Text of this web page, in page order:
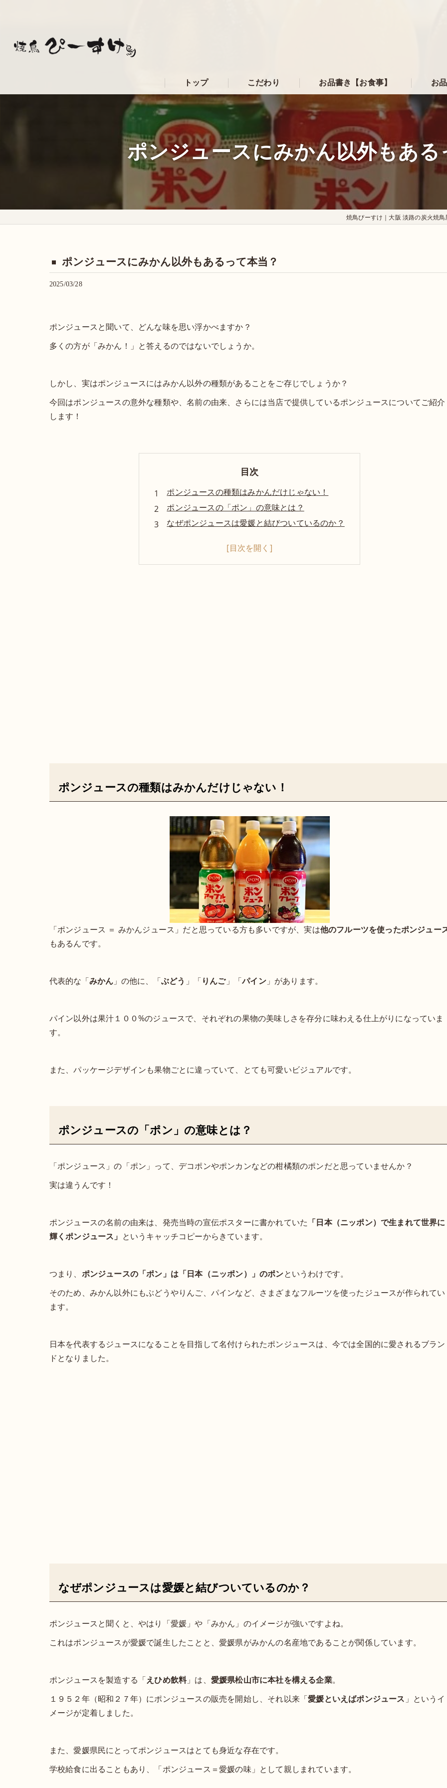
トップ こだわり お品書き【お食事】 お
ポンジュースにみかん以外もある
焼鳥ぴーすけ｜大阪 淡路の炭火焼鳥
ポンジュースにみかん以外もあるって本当？
2025/03/28
ポンジュースと聞いて、どんな味を思い浮かべますか？
多くの方が「みかん！」と答えるのではないでしょうか。
しかし、実はポンジュースにはみかん以外の種類があることをご存じでしょうか？
今回はポンジュースの意外な種類や、名前の由来、さらには当店で提供しているポンジュースについてご紹介
します！
目次
ポンジュースの種類はみかんだけじゃない！
ポンジュースの「ポン」の意味とは？
なぜポンジュースは愛媛と結びついているのか？
当店でもポンジュースを提供しています！
ポンジュースの種類はみかんだけじゃない！
「ポンジュース ＝ みかんジュース」だと思っている方も多いですが、実は他のフルーツを使ったポンジュー
もあるんです。
代表的な「みかん」の他に、 「ぶどう 」「りんご」「パイン」があります。
パイン以外は果汁１００%のジュースで、それぞれの果物の美味しさを存分に味わえる仕上がりになっていま
す。
また、パッケージデザインも果物ごとに違っていて、とても可愛いビジュアルです。
ポンジュースの「ポン」の意味とは？
「ポンジュース」の「ポン」って、デコポンやポンカンなどの柑橘類のポンだと思っていませんか？
実は違うんです！
ポンジュースの名前の由来は、発売当時の宣伝ポスターに書かれていた 「日本（ニッポン）で生まれて世界に
輝くポンジュース」 というキャッチコピーからきています。
つまり、 ポンジュースの「ポン」は「日本（ニッポン）」のポンというわけです。
そのため、みかん以外にもぶどうやりんご、パインなど、さまざまなフルーツを使ったジュースが作られてい
ます。
日本を代表するジュースになることを目指して名付けられたポンジュースは、今では全国的に愛されるブラン
ドとなりました。
なぜポンジュースは愛媛と結びついているのか？
ポンジュースと聞くと、やはり「愛媛」や「みかん」のイメージが強いですよね。
これはポンジュースが愛媛で誕生したことと、愛媛県がみかんの名産地であることが関係しています。
ポンジュースを製造する「えひめ飲料」は、 愛媛県松山市に本社を構える企業。
１９５２年（昭和２７年）にポンジュースの販売を開始し、それ以来「愛媛といえばポンジュース 」というイ
メージが定着しました。
また、愛媛県民にとってポンジュースはとても身近な存在です。
学校給食に出ることもあり、「ポンジュース＝愛媛の味」として親しまれています。